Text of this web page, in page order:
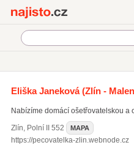
Domácí asistenti a ošetřovatelé
Eliška Janeková(Zlín -
Nabízíme domácí ošetřovatelskou a
Zlín, Polní II 552 MAPA
https://pecovatelka-zlin.webnode.cz